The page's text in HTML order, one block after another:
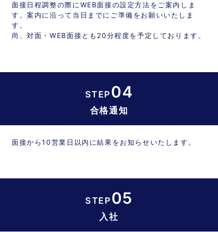
面接日程調整の際にWEB面接の設定方法をご案内しま
す。案内に沿って当日までにご準備をお願いいたしま
す。
尚、対面・WEB面接とも20分程度を予定しております。
STEP04
合格通知
面接から10営業日以内に結果をお知らせいたします。
STEP05
入社